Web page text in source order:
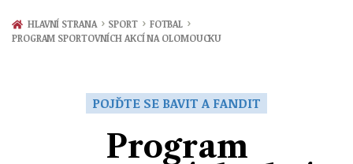
Zprávy
HLAVNÍ STRANA › SPORT › FOTBAL ›
PROGRAM SPORTOVNÍCH AKCÍ NA OLOMOUCKU
POJĎTE SE BAVIT A FANDIT
Program